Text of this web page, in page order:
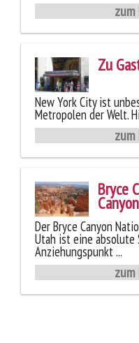
Zu
New York City ist
Metropolen der Welt.
Bryce
Der Bryce Canyon
Utah ist eine absolute
Anziehungspunkt ...